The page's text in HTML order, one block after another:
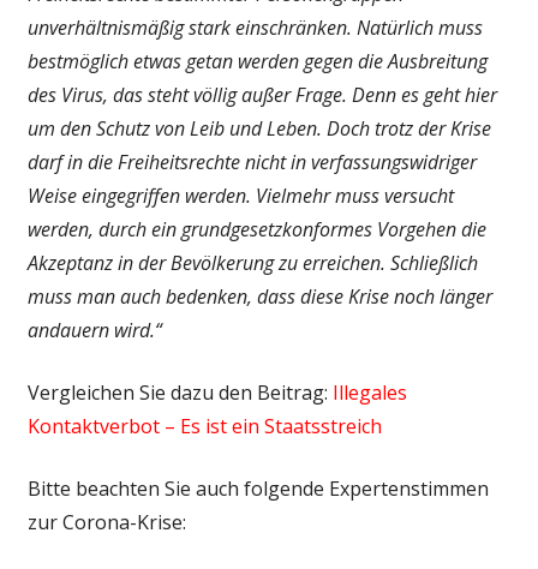
unverhältnismäßig stark einschränken. Natürlich muss
bestmöglich etwas getan werden gegen die Ausbreitung
des Virus, das steht völlig außer Frage. Denn es geht hier
um den Schutz von Leib und Leben. Doch trotz der Krise
darf in die Freiheitsrechte nicht in verfassungswidriger
Weise eingegriffen werden. Vielmehr muss versucht
werden, durch ein grundgesetzkonformes Vorgehen die
Akzeptanz in der Bevölkerung zu erreichen. Schließlich
muss man auch bedenken, dass diese Krise noch länger
andauern wird.“
Vergleichen Sie dazu den Beitrag: Illegales
Kontaktverbot – Es ist ein Staatsstreich
Bitte beachten Sie auch folgende Expertenstimmen
zur Corona-Krise: